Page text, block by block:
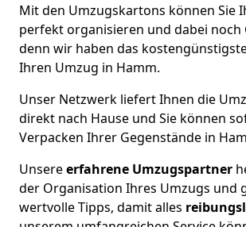
Mit den Umzugskartons können Sie
perfekt organisieren und dabei noch
denn wir haben das
Ihren Umzug in Hamm.
Unser Netzwerk liefert Ihnen die
direkt nach Hause und Sie können
Verpacken Ihrer Gegenstände in
Unsereerfahrene Umzugspartner
der Organisation Ihres Umzugs und
wertvolle Tipps, damit alles